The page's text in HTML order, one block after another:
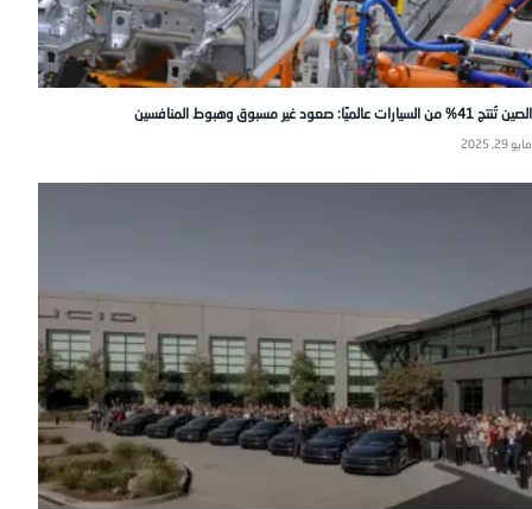
الصين تُنتج 41% من السيارات عالميًا: صعود غير مسبوق وهبوط المنافسين
مايو 29, 2025